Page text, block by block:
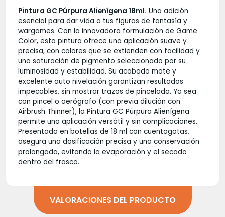
Pintura GC Púrpura Alienígena 18ml. Una adición
esencial para dar vida a tus figuras de fantasía y
wargames. Con la innovadora formulación de Game
Color, esta pintura ofrece una aplicación suave y
precisa, con colores que se extienden con facilidad y
una saturación de pigmento seleccionado por su
luminosidad y estabilidad. Su acabado mate y
excelente auto nivelación garantizan resultados
impecables, sin mostrar trazos de pincelada. Ya sea
con pincel o aerógrafo (con previa dilución con
Airbrush Thinner), la Pintura GC Púrpura Alienígena
permite una aplicación versátil y sin complicaciones.
Presentada en botellas de 18 ml con cuentagotas,
asegura una dosificación precisa y una conservación
prolongada, evitando la evaporación y el secado
dentro del frasco.
VALORACIONES DEL PRODUCTO